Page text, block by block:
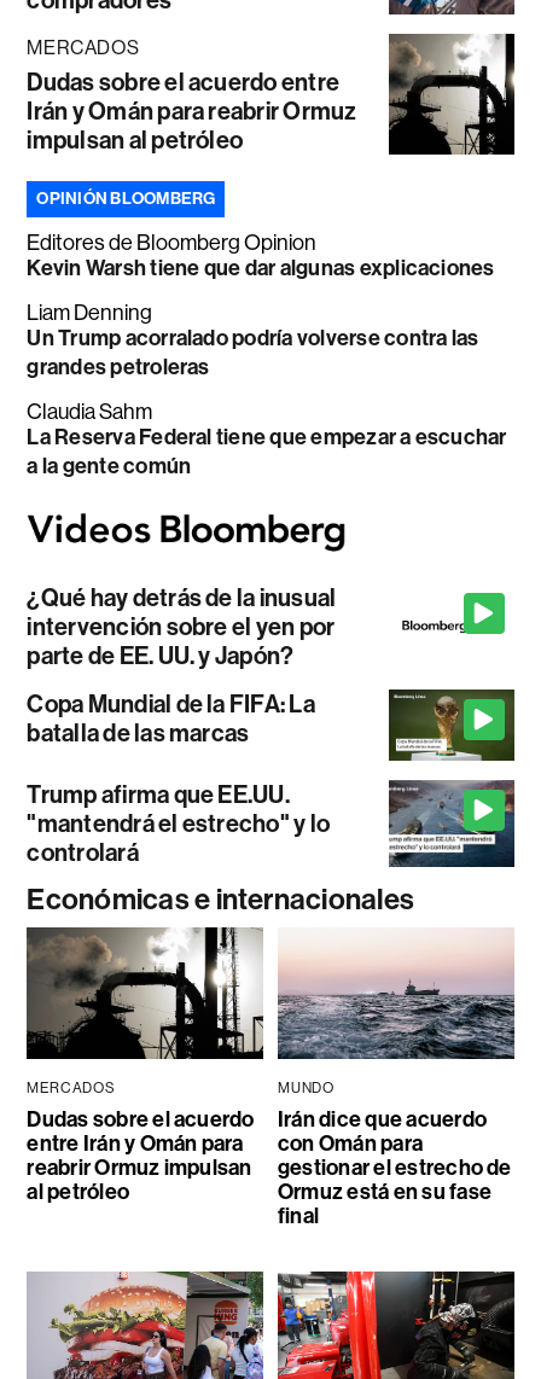
MERCADOS
Dudas sobre el acuerdo entre
Irán y Omán para reabrir Ormuz
impulsan al petróleo
OPINIÓN BLOOMBERG
Editores de Bloomberg Opinion
Kevin Warsh tiene que dar algunas explicaciones
Liam Denning
Un Trump acorralado podría volverse contra las
grandes petroleras
Claudia Sahm
La Reserva Federal tiene que empezar a escuchar
a la gente común
¿Qué hay detrás de la inusual
intervención sobre el yen por
parte de EE. UU. y Japón?
Copa Mundial de la FIFA: La
batalla de las marcas
Trump afirma que EE.UU.
"mantendrá el estrecho" y lo
controlará
Económicas e internacionales
MERCADOS
Dudas sobre el acuerdo
entre Irán y Omán para
reabrir Ormuz impulsan
al petróleo
MUNDO
Irán dice que acuerdo
con Omán para
gestionar el estrecho de
Ormuz está en su fase
final